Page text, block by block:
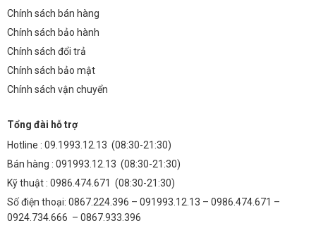
Chính sách bán hàng
Chính sách bảo hành
Chính sách đổi trả
Chính sách bảo mật
Chính sách vận chuyển
Tổng đài hỗ trợ
Hotline : 09.1993.12.13 (08:30-21:30)
Bán hàng : 091993.12.13 (08:30-21:30)
Kỹ thuật : 0986.474.671 (08:30-21:30)
Số điện thoại: 0867.224.396 – 091993.12.13 – 0986.474.671 –
0924.734.666 – 0867.933.396